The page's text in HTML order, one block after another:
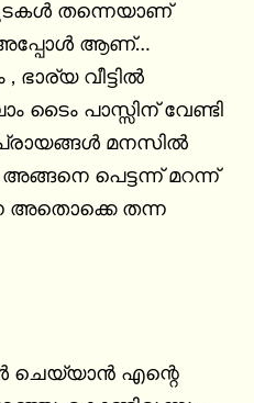
തന്നെയാണ്
ആണ്…
വീട്ടിൽ
ടൈം പാസ്സിന് വേണ്ടി
മനസിൽ
പെട്ടന്ന് മറന്ന്
അതൊക്കെ തന്ന
എന്റെ